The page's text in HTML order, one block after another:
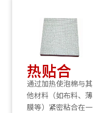
热贴合
通过加热使泡棉与其
他材料（如布料、薄
膜等）紧密粘合在一